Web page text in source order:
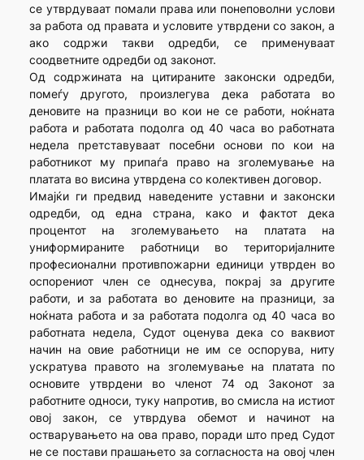
се утврдуваат помали права или понеповолни услови
за работа од правата и условите утврдени со закон, а
ако содржи такви одредби, се применуваат
соодветните одредби од законот.
Од содржината на цитираните законски одредби,
помеѓу другото, произлегува дека работата во
деновите на празници во кои не се работи, ноќната
работа и работата подолга од 40 часа во работната
недела претставуваат посебни основи по кои на
работникот му припаѓа право на зголемување на
платата во висина утврдена со колективен договор.
Имајќи ги предвид наведените уставни и законски
одредби, од една страна, како и фактот дека
процентот на зголемувањето на платата на
униформираните работници во територијалните
професионални противпожарни единици утврден во
оспорениот член се однесува, покрај за другите
работи, и за работата во деновите на празници, за
ноќната работа и за работата подолга од 40 часа во
работната недела, Судот оценува дека со ваквиот
начин на овие работници не им се оспорува, ниту
ускратува правото на зголемување на платата по
основите утврдени во членот 74 од Законот за
работните односи, туку напротив, во смисла на истиот
овој закон, се утврдува обемот и начинот на
остварувањето на ова право, поради што пред Судот
не се постави прашањето за согласноста на овој член